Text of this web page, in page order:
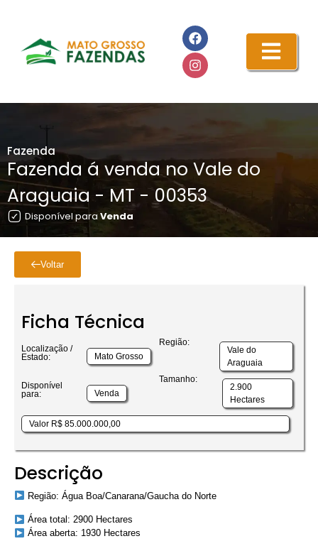
Fazenda
Fazenda á venda no Vale do
Araguaia - MT - 00353
Disponível para Venda
Voltar
Ficha Técnica
Localização /
Estado:
Mato Grosso
Região:
Vale do
Araguaia
Disponível
para:
Venda
Tamanho:
2.900
Hectares
Valor R$ 85.000.000,00
Descrição
Região: Água Boa/Canarana/Gaucha do Norte
Área total: 2900 Hectares
Área aberta: 1930 Hectares